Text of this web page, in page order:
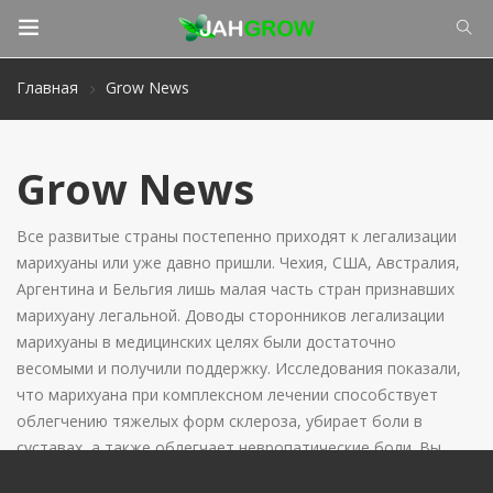
Главная Grow News
Grow News
Все развитые страны постепенно приходят к легализации
марихуаны или уже давно пришли. Чехия, США, Австралия,
Аргентина и Бельгия лишь малая часть стран признавших
марихуану легальной. Доводы сторонников легализации
марихуаны в медицинских целях были достаточно
весомыми и получили поддержку. Исследования показали,
что марихуана при комплексном лечении способствует
облегчению тяжелых форм склероза, убирает боли в
суставах, а также облегчает невропатические боли. Вы